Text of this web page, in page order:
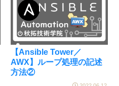
【Ansible Tower／
AWX】ループ処理の記述
方法②